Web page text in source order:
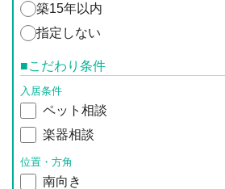
築15年以内
指定しない
■こだわり条件
入居条件
ペット相談
楽器相談
位置・方角
南向き